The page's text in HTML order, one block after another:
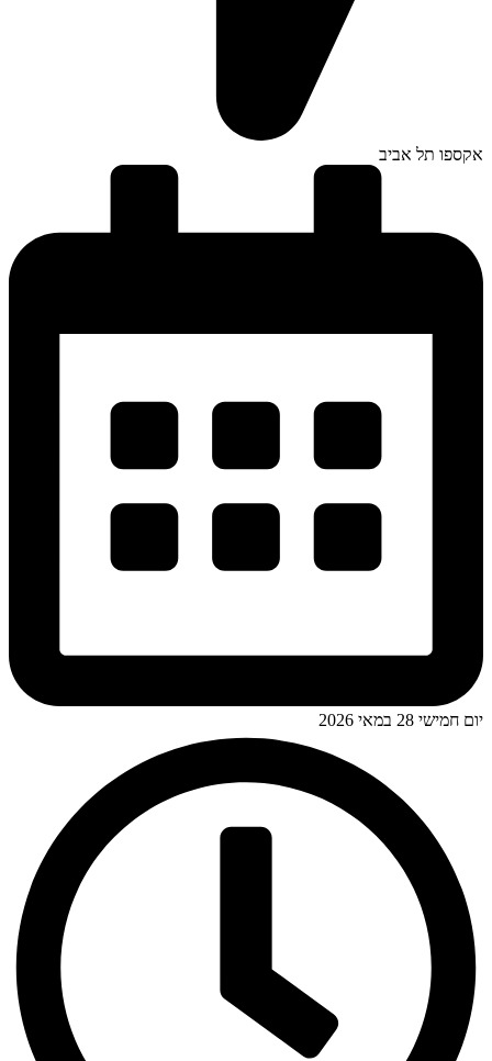
אקספו תל אביב
יום חמישי 28 במאי 2026